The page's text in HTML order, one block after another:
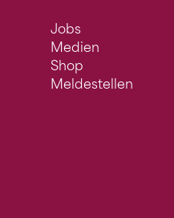
Jobs
Medien
Shop
Meldestellen